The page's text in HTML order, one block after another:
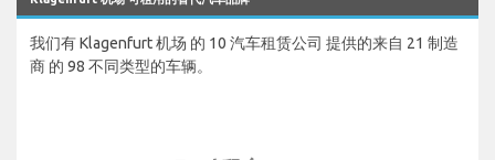
我们有 Klagenfurt 机场 的 10 汽车租赁公司 提供的来自 21 制造
商 的 98 不同类型的车辆。